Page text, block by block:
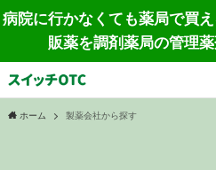
病院に行かなくても薬局で買
販薬を調剤薬局の管理薬
ホーム 製薬会社から探す